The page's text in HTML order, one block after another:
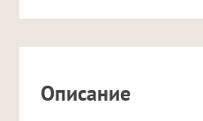
Описание